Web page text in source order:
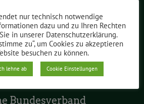
Jugend Berlin
Bundesverband
nur technisch notwendige
dazu und zu Ihren Rechten
in unserer Datenschutzerklärung.
zu“, um Cookies zu akzeptieren
besuchen zu können.
lehne ab Cookie Einstellungen